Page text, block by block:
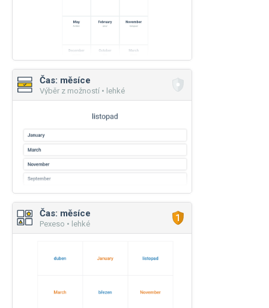
Čas: měsíce
Výběr z možností • lehké
Čas: měsíce
Pexeso • lehké